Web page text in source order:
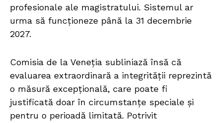
profesionale ale magistratului. Sistemul ar
urma să funcționeze până la 31 decembrie
2027.
Comisia de la Veneția subliniază însă că
evaluarea extraordinară a integrității reprezintă
o măsură excepțională, care poate fi
justificată doar în circumstanțe speciale și
pentru o perioadă limitată. Potrivit